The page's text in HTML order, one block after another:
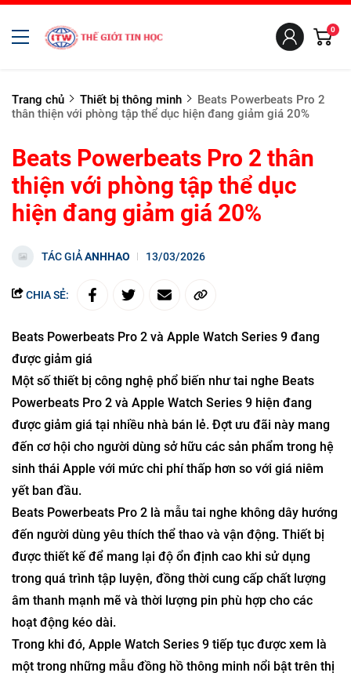
0
Trang chủ Thiết bị thông minh
Beats Powerbeats Pro 2
thân thiện với phòng tập thể dục hiện đang giảm giá 20%
Beats Powerbeats Pro 2 thân
thiện với phòng tập thể dục
hiện đang giảm giá 20%
TÁC GIẢANHHAO 13/03/2026
CHIA SẺ:
Beats Powerbeats Pro 2 và Apple Watch Series 9 đang
được giảm giá
Một số thiết bị công nghệ phổ biến như tai nghe Beats
Powerbeats Pro 2 và Apple Watch Series 9 hiện đang
được giảm giá tại nhiều nhà bán lẻ. Đợt ưu đãi này mang
đến cơ hội cho người dùng sở hữu các sản phẩm trong hệ
sinh thái Apple với mức chi phí thấp hơn so với giá niêm
yết ban đầu.
Beats Powerbeats Pro 2 là mẫu tai nghe không dây hướng
đến người dùng yêu thích thể thao và vận động. Thiết bị
được thiết kế để mang lại độ ổn định cao khi sử dụng
trong quá trình tập luyện, đồng thời cung cấp chất lượng
âm thanh mạnh mẽ và thời lượng pin phù hợp cho các
hoạt động kéo dài.
Trong khi đó, Apple Watch Series 9 tiếp tục được xem là
một trong những mẫu đồng hồ thông minh nổi bật trên thị